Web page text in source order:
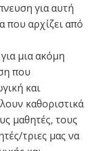
για αυτή
που αρχίζει από
μια ακόμη
που
και
καθοριστικά
μαθητές, τους
τριες μας να